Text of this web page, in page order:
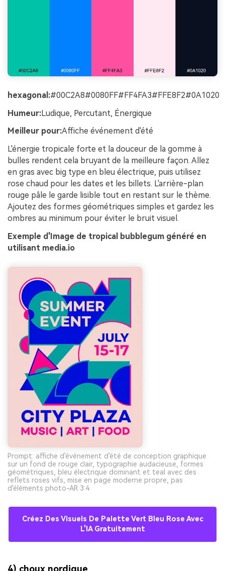
hexagonal:#00C2A8#0080FF#FF4FA3#FFE8F2#0A1020
Humeur:Ludique, Percutant, Énergique
Meilleur pour:Affiche événement d'été
L'énergie tropicale forte et la douceur de la gomme à
bulles rendent cela bruyant de la meilleure façon. Allez
en gras avec big type en bleu électrique, puis utilisez
rose chaud pour les dates et les billets. L'arrière-plan
rouge pâle le garde lisible tout en restant sur le thème.
Ajoutez des formes géométriques simples et gardez les
ombres au minimum pour éviter le bruit visuel.
Exemple d'Image de tropical bubblegum généré en
utilisant media.io
Prompt: affiche d'événement d'été de conception graphique
sur un fond de rouge clair, typographie audacieuse, formes
géométriques, bleu électrique dominant et teal avec des
reflets roses vifs, mise en page moderne propre, pas
d'éléments photo-AR 3:4
Créez Des Visuels De Palette Vert Bleu Rose Avec
L'IA Gratuitement
4) choux nordique